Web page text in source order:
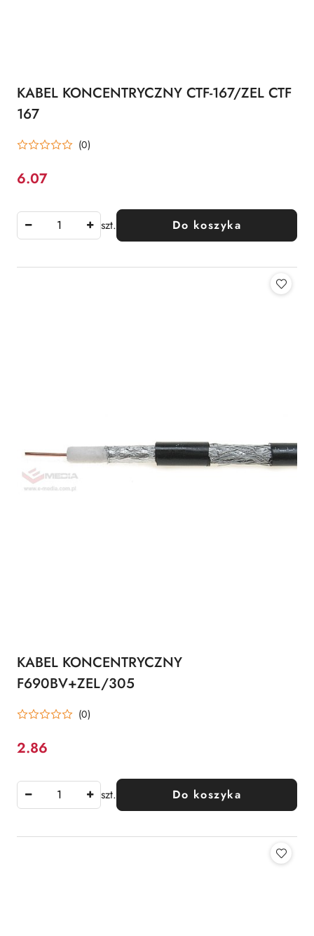
KABEL KONCENTRYCZNY CTF-167/ZEL CTF
167
(0)
Cena:
6.07
szt. Do koszyka
KABEL KONCENTRYCZNY
F690BV+ZEL/305
(0)
Cena:
2.86
szt. Do koszyka